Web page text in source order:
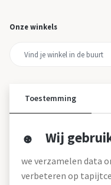
Onze winkels
Over tapijtcentrum
Toestemming
Wij
we verzamelen data
verbeteren op